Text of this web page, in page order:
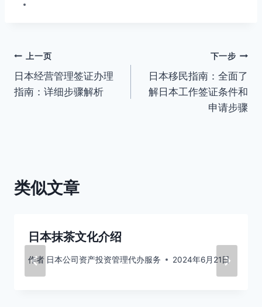
文
章
上一页
日本经营管理签证办理
指南：详细步骤解析
下一步
日本移民指南：全面了
解日本工作签证条件和
申请步骤
类似文章
日本抹茶文化介绍
作者 日本公司资产投资管理代办服务 2024年6月21日